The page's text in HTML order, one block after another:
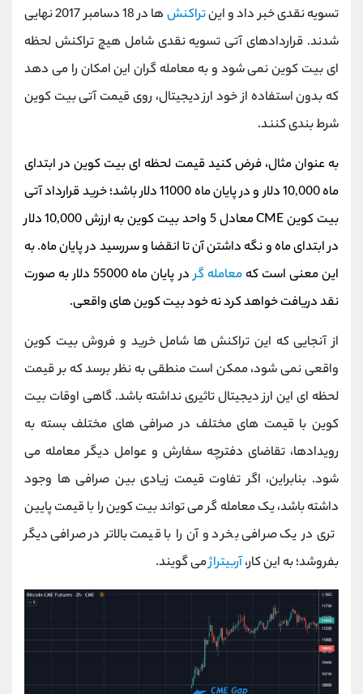
تسویه نقدی خبر داد و اینتراکنش
ها در 18 دسامبر 2017 نهایی
شدند. قراردادهای آتی تسویه نقدی شامل هیچ تراکنش لحظه
ای بیت کوین نمی شود و به معامله گران این امکان را می دهد
که بدون استفاده از خود ارز دیجیتال، روی قیمت آتی بیت کوین
شرط بندی کنند.
به عنوان مثال، فرض کنید قیمت لحظه ای بیت کوین در ابتدای
ماه 10,000 دلار و در پایان ماه 11000 دلار باشد؛ خرید قرارداد آتی
بیت کوین CME معادل 5 واحد بیت کوین به ارزش 10,000 دلار
در ابتدای ماه و نگه داشتن آن تا انقضا و سررسید در پایان ماه. به
این معنی است کهمعامله گر
در پایان ماه 55000 دلار به صورت
نقد دریافت خواهد کرد نه خود بیت کوین های واقعی.
از آنجایی که این تراکنش ها شامل خرید و فروش بیت کوین
واقعی نمی شود، ممکن است منطقی به نظر برسد که بر قیمت
لحظه ای این ارز دیجیتال تاثیری نداشته باشد. گاهی اوقات بیت
کوین با قیمت های مختلف در صرافی های مختلف بسته به
رویدادها، تقاضای دفترچه سفارش و عوامل دیگر معامله می
شود. بنابراین، اگر تفاوت قیمت زیادی بین صرافی ها وجود
داشته باشد، یک معامله گر می تواند بیت کوین را با قیمت پایین
تری در یک صرافی بخرد و آن را با قیمت بالاتر در صرافی دیگر
بفروشد؛ به این کار،آربیتراژمی گویند.